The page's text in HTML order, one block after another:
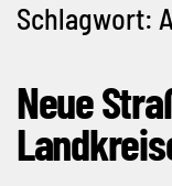
Schlagwort:
Neue